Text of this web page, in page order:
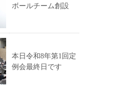
ボールチーム創設
本日令和8年第1回定
例会最終日です